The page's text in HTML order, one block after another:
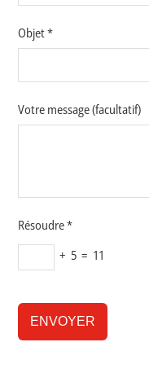
Objet *
Votre message (facultatif)
Résoudre *
+ 5 = 11